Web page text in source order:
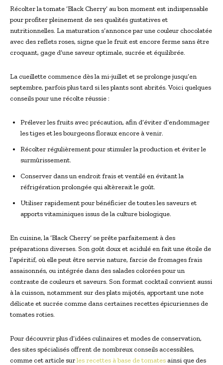
Récolter la tomate ‘Black Cherry’ au bon moment est indispensable
pour profiter pleinement de ses qualités gustatives et
nutritionnelles. La maturation s’annonce par une couleur chocolatée
avec des reflets roses, signe que le fruit est encore ferme sans être
croquant, gage d’une saveur optimale, sucrée et équilibrée.
La cueillette commence dès la mi-juillet et se prolonge jusqu’en
septembre, parfois plus tard si les plants sont abrités. Voici quelques
conseils pour une récolte réussie :
Prélever les fruits avec précaution, afin d’éviter d’endommager
les tiges et les bourgeons floraux encore à venir.
Récolter régulièrement pour stimuler la production et éviter le
surmûrissement.
Conserver dans un endroit frais et ventilé en évitant la
réfrigération prolongée qui altèrerait le goût.
Utiliser rapidement pour bénéficier de toutes les saveurs et
apports vitaminiques issus de la culture biologique.
En cuisine, la ‘Black Cherry’ se prête parfaitement à des
préparations diverses. Son goût doux et acidulé en fait une étoile de
l’apéritif, où elle peut être servie nature, farcie de fromages frais
assaisonnés, ou intégrée dans des salades colorées pour un
contraste de couleurs et saveurs. Son format cocktail convient aussi
à la cuisson, notamment sur des plats mijotés, apportant une note
délicate et sucrée comme dans certaines recettes épicuriennes de
tomates roties.
Pour découvrir plus d’idées culinaires et modes de conservation,
des sites spécialisés offrent de nombreux conseils accessibles,
comme cet article surles recettes à base de tomates ainsi que des